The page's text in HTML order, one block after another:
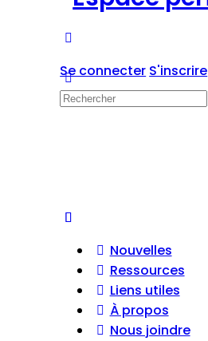
Se connecter S'inscrire
Nouvelles
Ressources
Liens utiles
À propos
Nous joindre